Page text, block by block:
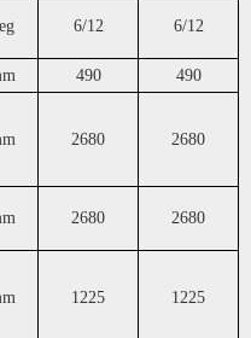
6/12 6/12
490 490
2680 2680
2680 2680
1225 1225